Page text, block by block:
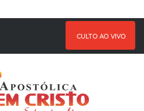
CULTO AO VIVO